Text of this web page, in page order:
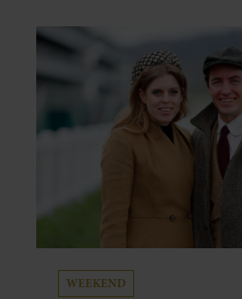
vertelt de zanger dat hij
overleefde en steeds verder
verwijderd raakte.
WEEKEND